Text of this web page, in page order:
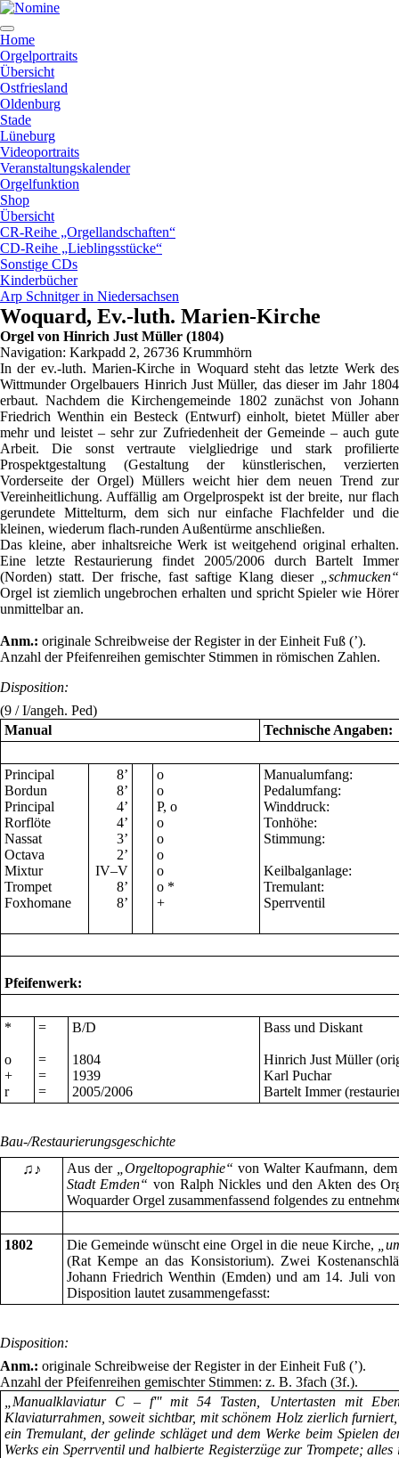
Zum
Inhalt
springen
Home
Orgelportraits
Übersicht
Ostfriesland
Oldenburg
Stade
Lüneburg
Videoportraits
Veranstaltungskalender
Orgelfunktion
Shop
Übersicht
CR-Reihe „Orgellandschaften“
CD-Reihe „Lieblingsstücke“
Sonstige CDs
Kinderbücher
Arp Schnitger in Niedersachsen
Woquard, Ev.-luth. Marien-Kirche
Orgel von Hinrich Just Müller (1804)
Navigation: Karkpadd 2, 26736 Krummhörn
In der ev.-luth. Marien-Kirche in Woquard steht das letzte Werk des
Wittmunder Orgelbauers Hinrich Just Müller, das dieser im Jahr 1804
erbaut. Nachdem die Kirchengemeinde 1802 zunächst von Johann
Friedrich Wenthin ein Besteck (Entwurf) einholt, bietet Müller aber
mehr und leistet – sehr zur Zufriedenheit der Gemeinde – auch gute
Arbeit. Die sonst vertraute vielgliedrige und stark profilierte
Prospektgestaltung (Gestaltung der künstlerischen, verzierten
Vorderseite der Orgel) Müllers weicht hier dem neuen Trend zur
Vereinheitlichung. Auffällig am Orgelprospekt ist der breite, nur flach
gerundete Mittelturm, dem sich nur einfache Flachfelder und die
kleinen, wiederum flach-runden Außentürme anschließen.
Das kleine, aber inhaltsreiche Werk ist weitgehend original erhalten.
Eine letzte Restaurierung findet 2005/2006 durch Bartelt Immer
(Norden) statt. Der frische, fast saftige Klang dieser
„schmucken“
Orgel ist ziemlich ungebrochen erhalten und spricht Spieler wie Hörer
unmittelbar an.
Anm.: originale Schreibweise der Register in der Einheit Fuß (’).
Anzahl der Pfeifenreihen gemischter Stimmen in römischen Zahlen.
Disposition:
(9 / I/angeh. Ped)
Manual
Technische Angaben:
Principal
Bordun
Principal
Rorflöte
Nassat
Octava
Mixtur
Trompet
Foxhomane
8’
8’
4’
4’
3’
2’
IV–V
8’
8’
o
o
P, o
o
o
o
o
o *
+
Manualumfang:
Pedalumfang:
Winddruck:
Tonhöhe:
Stimmung:
Keilbalganlage:
Tremulant:
Sperrventil
Pfeifenwerk:
*
o
+
r
=
=
=
=
B/D
1804
1939
2005/2006
Bass und Diskant
Hinrich Just Müller
Karl Puchar
Bartelt Immer
Bau-/Restaurierungsgeschichte
♫♪ Aus der „Orgeltopographie“ von Walter Kaufmann,
Stadt Emden“ von Ralph Nickles und den Akten des
Woquarder Orgel zusammenfassend folgendes zu
1802 Die Gemeinde wünscht eine Orgel in die neue Kirche,
(Rat Kempe an das Konsistorium). Zwei
Johann Friedrich Wenthin (Emden) und am 14. Juli
Disposition lautet zusammengefasst:
Disposition:
Anm.: originale Schreibweise der Register in der Einheit Fuß (’).
Anzahl der Pfeifenreihen gemischter Stimmen: z. B. 3fach (3f.).
„Manualklaviatur C – f''' mit 54 Tasten, Untertasten mit
Klaviaturrahmen, soweit sichtbar, mit schönem Holz zierlich
ein Tremulant, der gelinde schläget und dem Werke beim Spielen
Werks ein Sperrventil und halbierte Registerzüge zur Trompete;